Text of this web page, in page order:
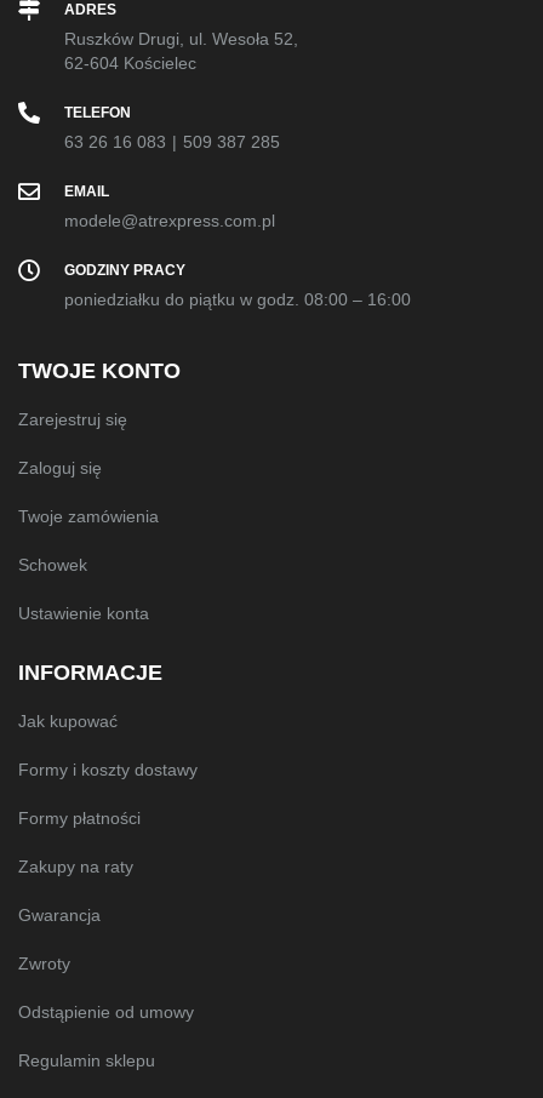
ADRES
Ruszków Drugi, ul. Wesoła 52,
62-604 Kościelec
TELEFON
63 26 16 083 | 509 387 285
EMAIL
modele@atrexpress.com.pl
GODZINY PRACY
poniedziałku do piątku w godz. 08:00 – 16:00
TWOJE KONTO
Zarejestruj się
Zaloguj się
Twoje zamówienia
Schowek
Ustawienie konta
INFORMACJE
Jak kupować
Formy i koszty dostawy
Formy płatności
Zakupy na raty
Gwarancja
Zwroty
Odstąpienie od umowy
Regulamin sklepu